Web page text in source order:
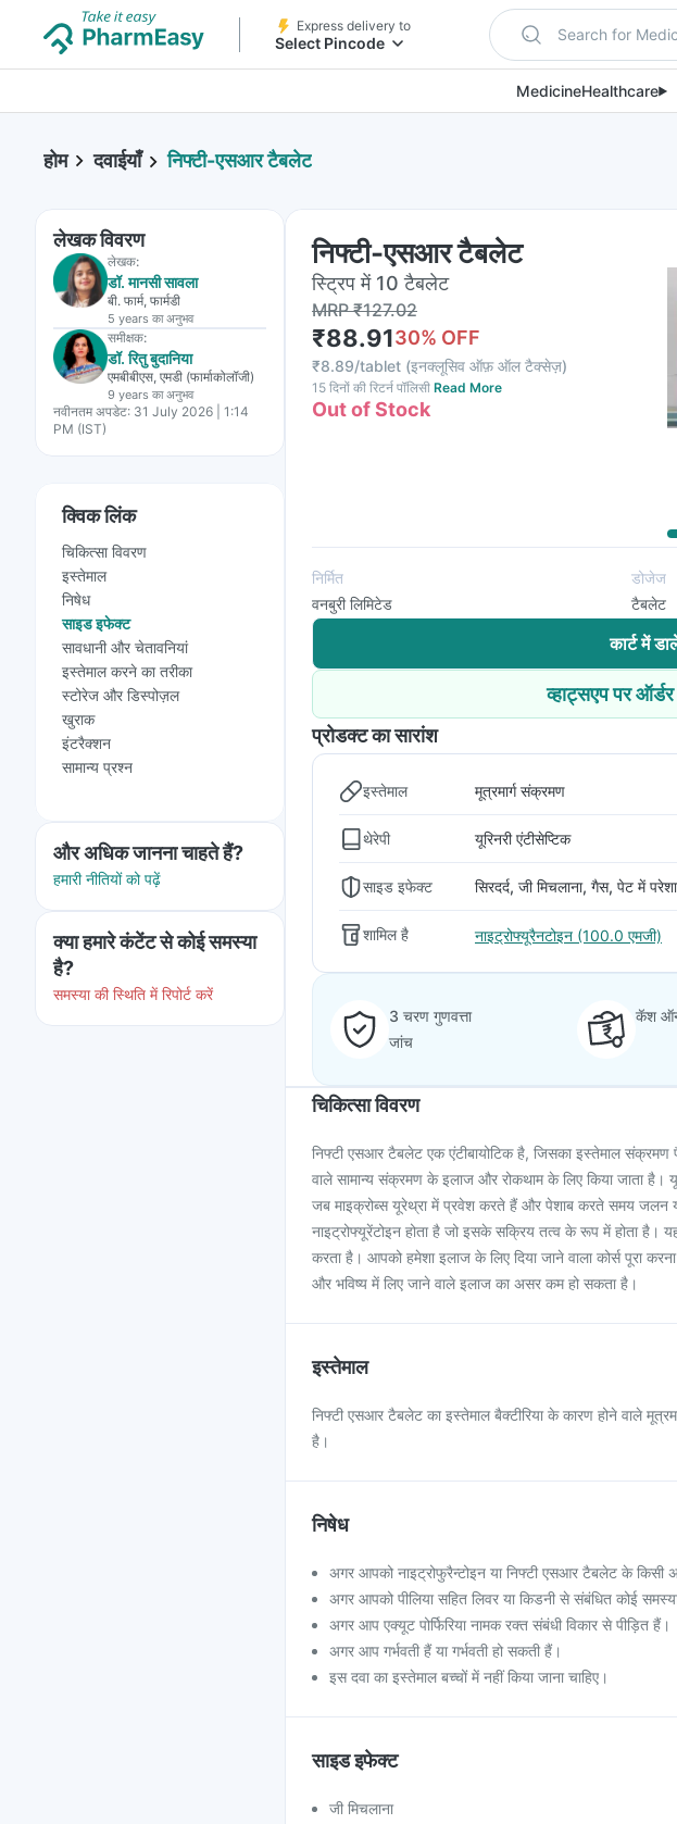
Express delivery to
Select Pincode Search for
MedicineHealthcare
होम दवाईयाँ निफ्टी-एसआर टैबलेट
लेखक विवरण
लेखक:
डॉ. मानसी सावला
बी. फार्म, फार्मडी
5 years का अनुभव
समीक्षक:
डॉ. रितु बुदानिया
एमबीबीएस, एमडी (फार्माकोलॉजी)
9 years का अनुभव
नवीनतम अपडेट: 31 July 2026 | 1:14
PM (IST)
क्विक लिंक
चिकित्सा विवरण
इस्तेमाल
निषेध
साइड इफेक्ट
सावधानी और चेतावनियां
इस्तेमाल करने का तरीका
स्टोरेज और डिस्पोज़ल
खुराक
इंटरैक्शन
सामान्य प्रश्न
और अधिक जानना चाहते हैं?
हमारी नीतियों को पढ़ें
क्या हमारे कंटेंट से कोई समस्या
है?
समस्या की स्थिति में रिपोर्ट करें
निफ्टी-एसआर टैबलेट
स्ट्रिप में 10 टैबलेट
MRP₹127.02
₹88.9130% OFF
₹8.89/tablet (इनक्लूसिव ऑफ़ ऑल टैक्सेज़)
15 दिनों की रिटर्न पॉलिसी Read More
Out of Stock
निर्मित
वनबुरी लिमिटेड
डोजेज
टैबलेट
कार्ट में
व्हाट्सएप पर
प्रोडक्ट का सारांश
इस्तेमाल मूत्रमार्ग संक्रमण
थेरेपी यूरिनरी एंटीसेप्टिक
साइड इफेक्ट सिरदर्द, जी मिचलाना, गैस, पेट में
शामिल है नाइट्रोफ्यूरैनटोइन (100.0 एमजी)
3 चरण गुणवत्ता
जांच
कॅश ऑन
चिकित्सा विवरण
निफ्टी एसआर टैबलेट एक एंटीबायोटिक है, जिसका इस्तेमाल संक्रमण
वाले सामान्य संक्रमण के इलाज और रोकथाम के लिए किया जाता है।
जब माइक्रोब्स यूरेथ्रा में प्रवेश करते हैं और पेशाब करते समय जलन
नाइट्रोफ्यूरेंटोइन होता है जो इसके सक्रिय तत्व के रूप में होता है।
करता है। आपको हमेशा इलाज के लिए दिया जाने वाला कोर्स पूरा
और भविष्य में लिए जाने वाले इलाज का असर कम हो सकता है।
इस्तेमाल
निफ्टी एसआर टैबलेट का इस्तेमाल बैक्टीरिया के कारण होने वाले
है।
निषेध
अगर आपको नाइट्रोफुरैन्टोइन या निफ्टी एसआर टैबलेट के किसी
अगर आपको पीलिया सहित लिवर या किडनी से संबंधित कोई
अगर आप एक्यूट पोर्फिरिया नामक रक्त संबंधी विकार से पीड़ित हैं।
अगर आप गर्भवती हैं या गर्भवती हो सकती हैं।
इस दवा का इस्तेमाल बच्चों में नहीं किया जाना चाहिए।
साइड इफेक्ट
जी मिचलाना